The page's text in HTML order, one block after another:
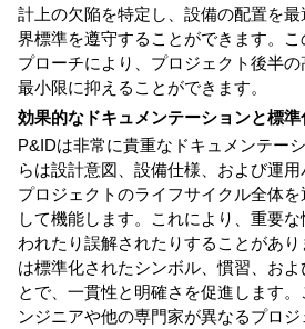
計上の欠陥を特定し、設備の配置を
界標準を遵守することができます。
プローチにより、プロジェクト後半
最小限に抑えることができます。
効果的なドキュメンテーションと標準
P&IDは非常に貴重なドキュメンテー
らは設計意図、設備仕様、および運用
プロジェクトのライフサイクル全体
して機能します。これにより、重要
われたり誤解されたりすることがあ
は標準化されたシンボル、慣習、およ
とで、一貫性と明確さを促進します
ンジニアや他の専門家が異なるプロ